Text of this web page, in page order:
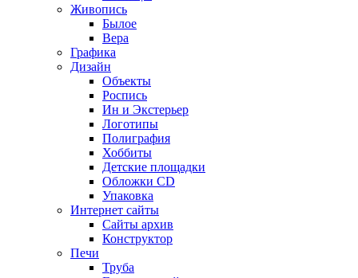
Живопись
Былое
Вера
Графика
Дизайн
Объекты
Роспись
Ин и Экстерьер
Логотипы
Полиграфия
Хоббиты
Детские площадки
Обложки CD
Упаковка
Интернет сайты
Сайты архив
Конструктор
Печи
Труба